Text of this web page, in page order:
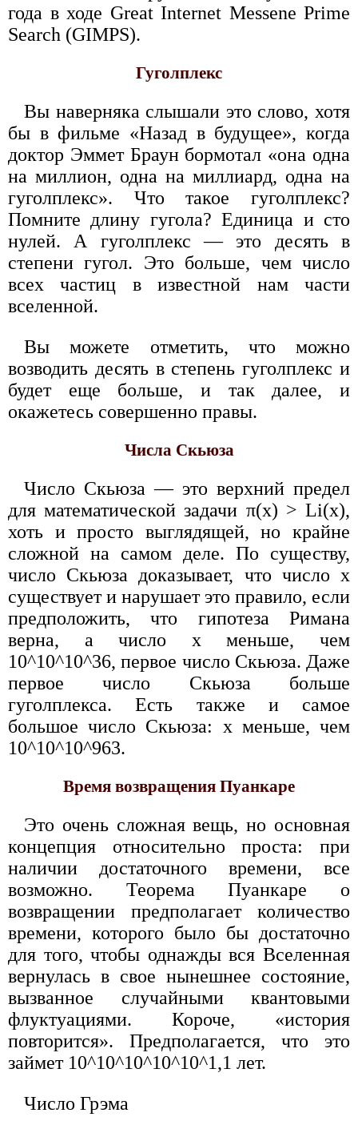
года в ходе Great Internet Messene Prime
Search (GIMPS).
Гуголплекс
Вы наверняка слышали это слово, хотя
бы в фильме «Назад в будущее», когда
доктор Эммет Браун бормотал «она одна
на миллион, одна на миллиард, одна на
гуголплекс». Что такое гуголплекс?
Помните длину гугола? Единица и сто
нулей. А гуголплекс — это десять в
степени гугол. Это больше, чем число
всех частиц в известной нам части
вселенной.
Вы можете отметить, что можно
возводить десять в степень гуголплекс и
будет еще больше, и так далее, и
окажетесь совершенно правы.
Числа Скьюза
Число Скьюза — это верхний предел
для математической задачи π(x) > Li(x),
хоть и просто выглядящей, но крайне
сложной на самом деле. По существу,
число Скьюза доказывает, что число x
существует и нарушает это правило, если
предположить, что гипотеза Римана
верна, а число x меньше, чем
10^10^10^36, первое число Скьюза. Даже
первое число Скьюза больше
гуголплекса. Есть также и самое
большое число Скьюза: x меньше, чем
10^10^10^963.
Время возвращения Пуанкаре
Это очень сложная вещь, но основная
концепция относительно проста: при
наличии достаточного времени, все
возможно. Теорема Пуанкаре о
возвращении предполагает количество
времени, которого было бы достаточно
для того, чтобы однажды вся Вселенная
вернулась в свое нынешнее состояние,
вызванное случайными квантовыми
флуктуациями. Короче, «история
повторится». Предполагается, что это
займет 10^10^10^10^10^1,1 лет.
Число Грэма